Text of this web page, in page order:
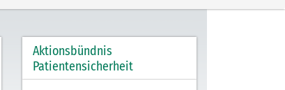
Aktionsbündnis
Patientensicherheit